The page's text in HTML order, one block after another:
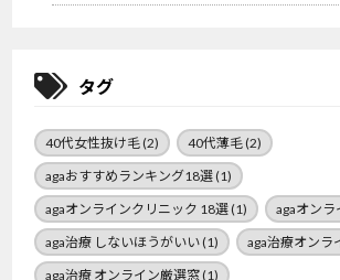
タグ
40代女性抜け毛(2) 40代薄毛(2)
agaおすすめランキング18選(1)
agaオンラインクリニック 18選(1) agaオンラ
aga治療 しないほうがいい(1) aga治療オンラ
aga治療 オンライン厳選窓(1)